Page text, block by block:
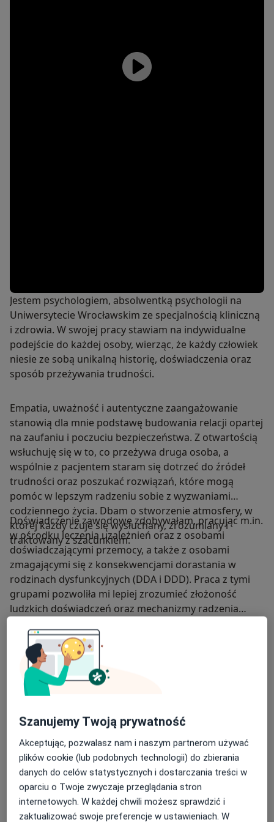
Jestem psychologiem, absolwentką psychologii na
Uniwersytecie Wrocławskim ze specjalnością kliniczną
i zdrowia. W swojej pracy stawiam na indywidualne
podejście do każdej osoby, wierząc, że każdy człowiek
niesie ze sobą unikalną historię, doświadczenia oraz
sposób przeżywania trudności.
Empatia, uważność i autentyczne zaangażowanie
stanowią dla mnie podstawę budowania relacji opartej
na zaufaniu i poczuciu bezpieczeństwa. Z otwartością
wsłuchuję się w to, co przeżywa druga osoba, a
wspólnie z pacjentem staram się dotrzeć do źródeł
trudności oraz poszukać rozwiązań, które mogą
pomóc w lepszym radzeniu sobie z wyzwaniami
codziennego życia. Dbam o stworzenie atmosfery, w
której każdy czuje się wysłuchany, zrozumiany i
traktowany z szacunkiem.
Doświadczenie zawodowe zdobywałam, pracując m.in.
w ośrodku leczenia uzależnień oraz z osobami
doświadczającymi przemocy, a także z osobami
zmagającymi się z konsekwencjami dorastania w
rodzinach dysfunkcyjnych (DDA i DDD). Praca z tymi
grupami pozwoliła mi lepiej zrozumieć złożoność
ludzkich doświadczeń oraz mechanizmy radzenia
W swojej praktyce pracuję z młodzieżą od 15. roku
życia oraz z osobami dorosłymi. Prowadzę konsultacje
dla par, wspierając je w pracy nad komunikacją, relacją,
trudnościami emocjonalnymi oraz kryzysami. Pracuję z
trudnościami — zarówno w obszarze zdrowia
psychicznego, jak i codziennego funkcjonowania.
Zajmuję się również diagnozą psychologiczną, w tym
m.in. diagnozą ADHD. Obecnie studiuję Praktyczną
diagnozę psychologiczną na Uniwersytecie SWPS, a w
bieżącym roku planuję rozpoczęcie szkolenia
Szanujemy Twoją prywatność
Akceptując, pozwalasz nam i naszym partnerom używać
plików cookie (lub podobnych technologii) do zbierania
danych do celów statystycznych i dostarczania treści w
oparciu o Twoje zwyczaje przeglądania stron
internetowych. W każdej chwili możesz sprawdzić i
zaktualizować swoje preferencje w ustawieniach. W